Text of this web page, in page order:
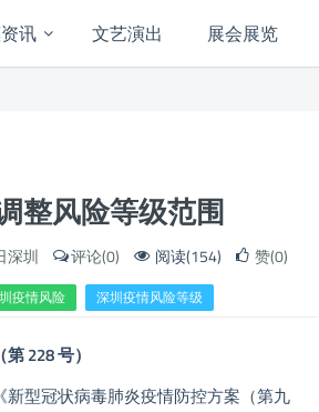
讯 文艺演出 展会展览
整风险等级范围
深圳 评论(0) 阅读(154) 赞(0)
疫情风险 深圳疫情风险等级
（第 228 号）
型冠状病毒肺炎疫情防控方案（第九